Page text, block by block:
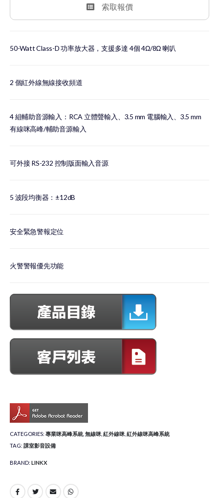
索取報價
50-Watt Class-D 功率放大器，支援多達 4個 4Ω/8Ω 喇叭
2 個紅外線無線接收頻道
4 組輔助音源輸入：RCA 立體聲輸入、3.5 mm 電腦輸入、3.5 mm
有線咪高峰/輔助音源輸入
可外接 RS-232 控制版面輸入音源
5 波段均衡器：±12dB
安全緊急警報定位
火警警報優先功能
CATEGORIES: 專業咪高峰系統 無線咪 紅外線咪 紅外線咪高峰系統
TAG: 課室影音設備
BRAND: LINKX